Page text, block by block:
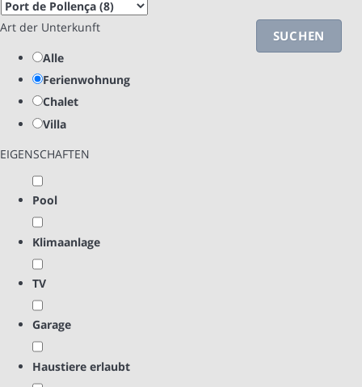
SUCHEN
Art der Unterkunft
Alle
Ferienwohnung
Chalet
Villa
EIGENSCHAFTEN
Pool
Klimaanlage
TV
Garage
Haustiere erlaubt